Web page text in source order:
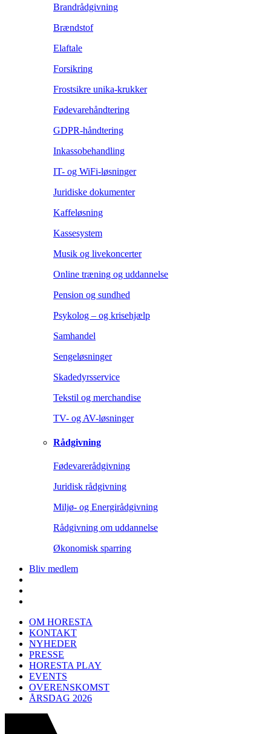
Brandrådgivning
Brændstof
Elaftale
Forsikring
Frostsikre unika-krukker
Fødevarehåndtering
GDPR-håndtering
Inkassobehandling
IT- og WiFi-løsninger
Juridiske dokumenter
Kaffeløsning
Kassesystem
Musik og livekoncerter
Online træning og uddannelse
Pension og sundhed
Psykolog – og krisehjælp
Samhandel
Sengeløsninger
Skadedyrsservice
Tekstil og merchandise
TV- og AV-løsninger
Rådgivning
Fødevarerådgivning
Juridisk rådgivning
Miljø- og Energirådgivning
Rådgivning om uddannelse
Økonomisk sparring
Bliv medlem
OM HORESTA
KONTAKT
NYHEDER
PRESSE
HORESTA PLAY
EVENTS
OVERENSKOMST
ÅRSDAG 2026